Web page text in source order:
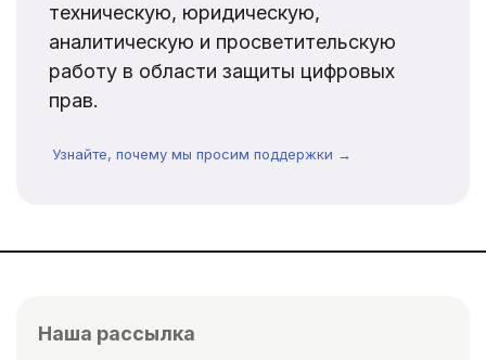
техническую, юридическую,
аналитическую и просветительскую
работу в области защиты цифровых
прав.
Узнайте, почему мы просим поддержки →
Наша рассылка